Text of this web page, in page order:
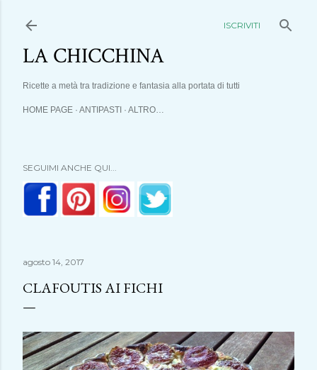
Passa
ISCRIVITI
LA CHICCHINA
Ricette a metà tra tradizione e fantasia alla portata di tutti
HOME PAGE ANTIPASTI ALTRO…
SEGUIMI ANCHE QUI...
agosto 14, 2017
CLAFOUTIS AI FICHI